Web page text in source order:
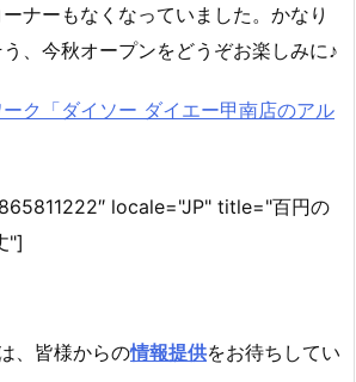
ナーもなくなっていました。かなり
、今秋オープンをどうぞお楽しみに♪
ーク「ダイソー ダイエー甲南店のアル
locale="JP" title="百円の
"]
、皆様からの情報提供をお待ちしてい